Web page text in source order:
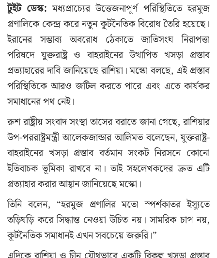
টুইট ডেস্ক: মধ্যপ্রাচ্যের উত্তেজনাপূর্ণ পরিস্থিতিতে হরমুজ
প্রণালিকে কেন্দ্র করে নতুন কূটনৈতিক বিরোধ তৈরি হয়েছে।
ইরানের সম্ভাব্য অবরোধ ঠেকাতে জাতিসংঘ নিরাপত্তা
পরিষদে যুক্তরাষ্ট্র ও বাহরাইনের উত্থাপিত খসড়া প্রস্তাব
প্রত্যাহারের দাবি জানিয়েছে রাশিয়া। মস্কো বলছে, এই প্রস্তাব
পরিস্থিতিকে আরও জটিল করতে পারে এবং এতে কার্যকর
সমাধানের পথ নেই।
রুশ রাষ্ট্রীয় সংবাদ সংস্থা তাসের বরাতে জানা গেছে, রাশিয়ার
উপ-পররাষ্ট্রমন্ত্রী আলেকজান্ডার আলিমভ বলেছেন, যুক্তরাষ্ট্র-
বাহরাইনের খসড়া প্রস্তাব বর্তমান সংকট নিরসনে কোনো
ইতিবাচক ভূমিকা রাখবে না। তাই সহলেখকদের দ্রুত এটি
প্রত্যাহার করার আহ্বান জানিয়েছে মস্কো।
তিনি বলেন, “হরমুজ প্রণালির মতো স্পর্শকাতর ইস্যুতে
তড়িঘড়ি করে সিদ্ধান্ত নেওয়া উচিত নয়। সামরিক চাপ নয়,
কূটনৈতিক সমাধানই এখন সবচেয়ে জরুরি।”